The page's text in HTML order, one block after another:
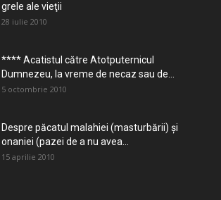
grele ale vieţii
28 iulie 2010
**** Acatistul către Atotputernicul
Dumnezeu, la vreme de necaz sau de...
5 octombrie 2010
Despre păcatul malahiei (masturbării) şi
onaniei (pazei de a nu avea...
15 aprilie 2010